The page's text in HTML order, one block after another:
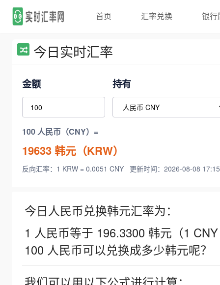
首页 汇率兑换 银行
今日实时汇率
金额 持有
100 人民币（CNY）=
19633韩元（KRW）
反向汇率：1 KRW = 0.0051 CNY 更新时间：2026-08-08
今日人民币兑换韩元汇率为：
1 人民币等于 196.3300 韩元（1
100 人民币可以兑换成多少韩元呢？